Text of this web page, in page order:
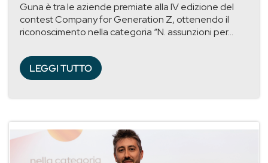
Guna è tra le aziende premiate alla IV edizione del
contest Company for Generation Z, ottenendo il
riconoscimento nella categoria “N. assunzioni per...
LEGGI TUTTO